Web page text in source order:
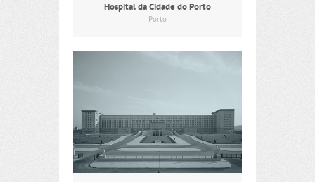
Hospital da Cidade do Porto
Porto